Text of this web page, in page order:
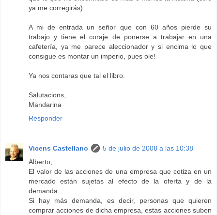
ya me corregirás)
A mi de entrada un señor que con 60 años pierde su
trabajo y tiene el coraje de ponerse a trabajar en una
cafetería, ya me parece aleccionador y si encima lo que
consigue es montar un imperio, pues ole!
Ya nos contaras que tal el libro.
Salutacions,
Mandarina
Responder
Vicens Castellano
5 de julio de 2008 a las 10:38
Alberto,
El valor de las acciones de una empresa que cotiza en un
mercado están sujetas al efecto de la oferta y de la
demanda.
Si hay más demanda, es decir, personas que quieren
comprar acciones de dicha empresa, estas acciones suben